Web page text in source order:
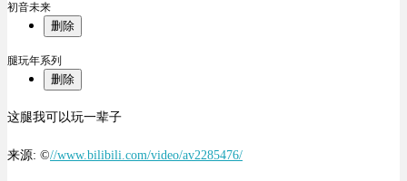
初音未来
删除
腿玩年系列
删除
这腿我可以玩一辈子
来源: ©//www.bilibili.com/video/av2285476/